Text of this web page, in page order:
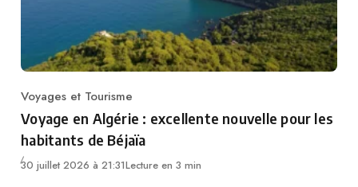
Category
Voyages et Tourisme
Voyage en Algérie : excellente nouvelle pour les
habitants de Béjaïa
30 juillet 2026 à 21:31Lecture en 3 min